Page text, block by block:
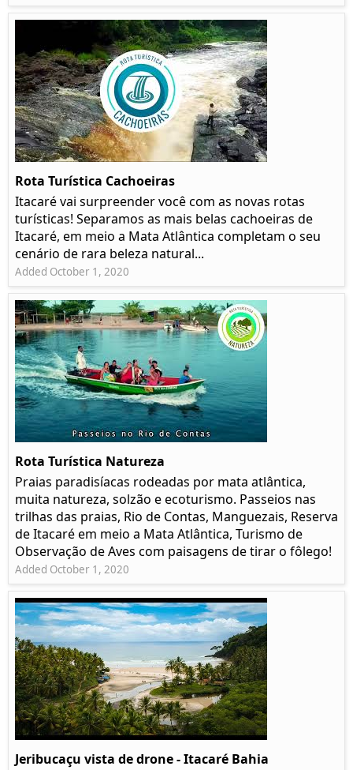
Rota Turística Cachoeiras
Itacaré vai surpreender você com as novas rotas
turísticas! Separamos as mais belas cachoeiras de
Itacaré, em meio a Mata Atlântica completam o seu
cenário de rara beleza natural...
Added October 1, 2020
Rota Turística Natureza
Praias paradisíacas rodeadas por mata atlântica,
muita natureza, solzão e ecoturismo. Passeios nas
trilhas das praias, Rio de Contas, Manguezais, Reserva
de Itacaré em meio a Mata Atlântica, Turismo de
Observação de Aves com paisagens de tirar o fôlego!
Added October 1, 2020
Jeribucaçu vista de drone - Itacaré Bahia